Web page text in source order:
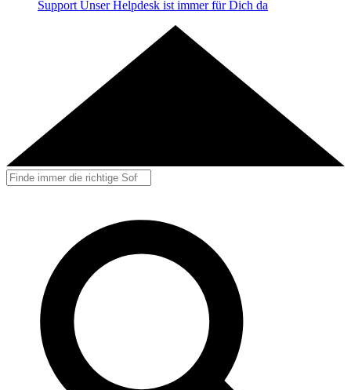
Support Unser Helpdesk ist immer für Dich da